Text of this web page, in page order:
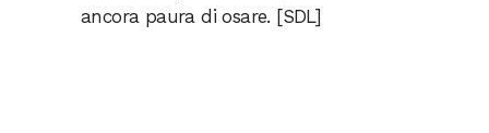
ancora paura di osare. [SDL]